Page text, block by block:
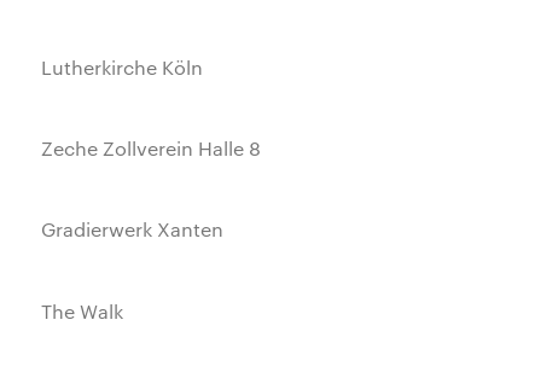
Lutherkirche Köln
Zeche Zollverein Halle 8
Gradierwerk Xanten
The Walk